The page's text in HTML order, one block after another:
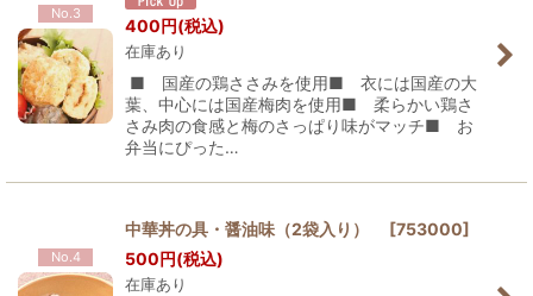
No.3
400円(税込)
在庫あり
■ 国産の鶏ささみを使用■ 衣には国産の大
葉、中心には国産梅肉を使用■ 柔らかい鶏さ
さみ肉の食感と梅のさっぱり味がマッチ■ お
弁当にぴった…
No.4
中華丼の具・醤油味（2袋入り） [753000]
500円(税込)
在庫あり